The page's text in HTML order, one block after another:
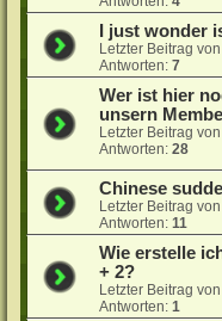
I just wonder
Letzter Beitrag
Antworten:7
Wer ist hier
unsern
Letzter Beitrag
Antworten:28
Chinese
Letzter Beitrag von
Antworten:11
Wie erstelle
+ 2?
Letzter Beitrag
Antworten:1